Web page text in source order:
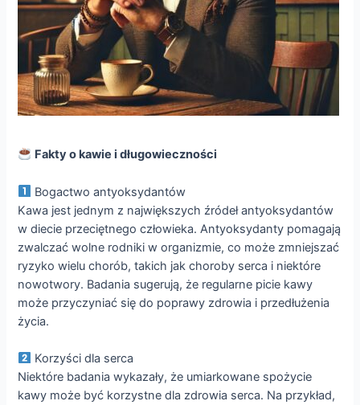
Fakty o kawie i długowieczności
Bogactwo antyoksydantów
Kawa jest jednym z największych źródeł antyoksydantów
w diecie przeciętnego człowieka. Antyoksydanty pomagają
zwalczać wolne rodniki w organizmie, co może zmniejszać
ryzyko wielu chorób, takich jak choroby serca i niektóre
nowotwory. Badania sugerują, że regularne picie kawy
może przyczyniać się do poprawy zdrowia i przedłużenia
życia.
Korzyści dla serca
Niektóre badania wykazały, że umiarkowane spożycie
kawy może być korzystne dla zdrowia serca. Na przykład,